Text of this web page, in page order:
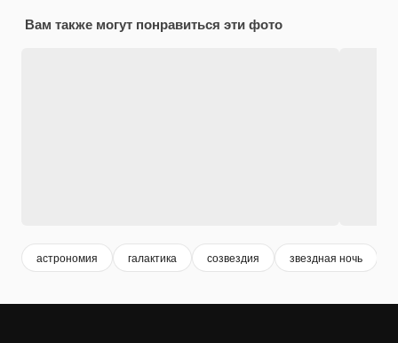
Вам также могут понравиться эти фото
астрономия галактика созвездия звездная ночь